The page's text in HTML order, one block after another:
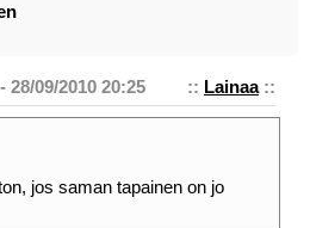
:: Lainaa::
09/2010 20:25
jos saman tapainen on jo